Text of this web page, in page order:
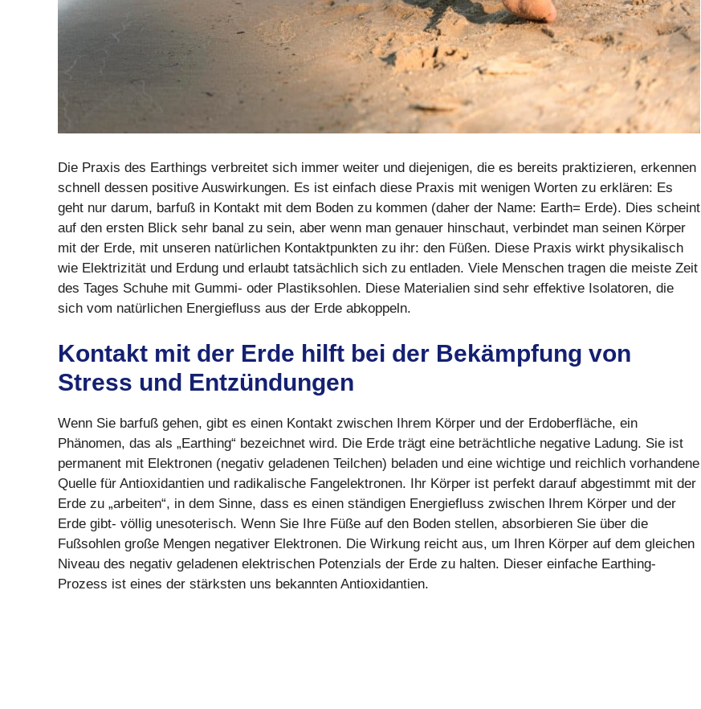
Die Praxis des Earthings verbreitet sich immer weiter und diejenigen, die es bereits praktizieren, erkennen
schnell dessen positive Auswirkungen. Es ist einfach diese Praxis mit wenigen Worten zu erklären: Es
geht nur darum, barfuß in Kontakt mit dem Boden zu kommen (daher der Name: Earth= Erde). Dies scheint
auf den ersten Blick sehr banal zu sein, aber wenn man genauer hinschaut, verbindet man seinen Körper
mit der Erde, mit unseren natürlichen Kontaktpunkten zu ihr: den Füßen. Diese Praxis wirkt physikalisch
wie Elektrizität und Erdung und erlaubt tatsächlich sich zu entladen. Viele Menschen tragen die meiste Zeit
des Tages Schuhe mit Gummi- oder Plastiksohlen. Diese Materialien sind sehr effektive Isolatoren, die
sich vom natürlichen Energiefluss aus der Erde abkoppeln.
Kontakt mit der Erde hilft bei der Bekämpfung von
Stress und Entzündungen
Wenn Sie barfuß gehen, gibt es einen Kontakt zwischen Ihrem Körper und der Erdoberfläche, ein
Phänomen, das als „Earthing“ bezeichnet wird. Die Erde trägt eine beträchtliche negative Ladung. Sie ist
permanent mit Elektronen (negativ geladenen Teilchen) beladen und eine wichtige und reichlich vorhandene
Quelle für Antioxidantien und radikalische Fangelektronen. Ihr Körper ist perfekt darauf abgestimmt mit der
Erde zu „arbeiten“, in dem Sinne, dass es einen ständigen Energiefluss zwischen Ihrem Körper und der
Erde gibt- völlig unesoterisch. Wenn Sie Ihre Füße auf den Boden stellen, absorbieren Sie über die
Fußsohlen große Mengen negativer Elektronen. Die Wirkung reicht aus, um Ihren Körper auf dem gleichen
Niveau des negativ geladenen elektrischen Potenzials der Erde zu halten. Dieser einfache Earthing-
Prozess ist eines der stärksten uns bekannten Antioxidantien.